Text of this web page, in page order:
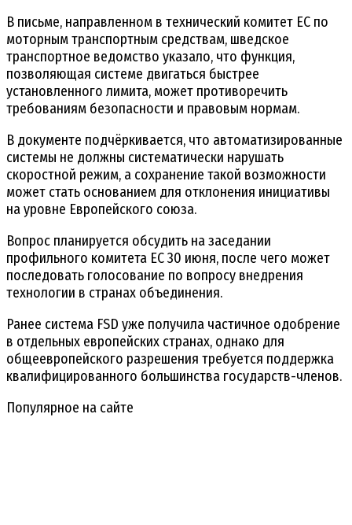
В письме, направленном в технический комитет ЕС по
моторным транспортным средствам, шведское
транспортное ведомство указало, что функция,
позволяющая системе двигаться быстрее
установленного лимита, может противоречить
требованиям безопасности и правовым нормам.
В документе подчёркивается, что автоматизированные
системы не должны систематически нарушать
скоростной режим, а сохранение такой возможности
может стать основанием для отклонения инициативы
на уровне Европейского союза.
Вопрос планируется обсудить на заседании
профильного комитета ЕС 30 июня, после чего может
последовать голосование по вопросу внедрения
технологии в странах объединения.
Ранее система FSD уже получила частичное одобрение
в отдельных европейских странах, однако для
общеевропейского разрешения требуется поддержка
квалифицированного большинства государств-членов.
Популярное на сайте